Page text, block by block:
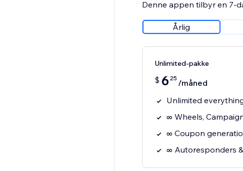
Denne appen tilbyr en 7-
Årlig
Unlimited-pakke
$ 6 25 /måned
Unlimited
∞ Wheels,
∞ Coupon
∞ Autoresponders